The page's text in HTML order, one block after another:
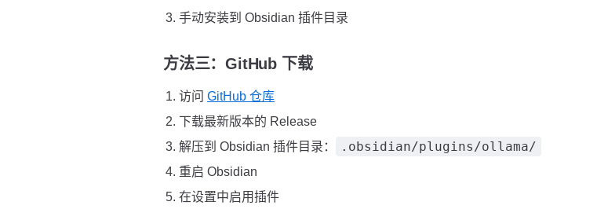
手动安装到 Obsidian 插件目录
方法三：GitHub 下载
访问 GitHub 仓库
下载最新版本的 Release
解压到 Obsidian 插件目录：
.obsidian/plugins/ollama/
重启 Obsidian
在设置中启用插件